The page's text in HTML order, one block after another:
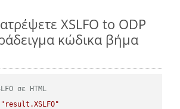
XSLFO to ODP
κώδικα βήμα
σε HTML
"result.XSLFO"